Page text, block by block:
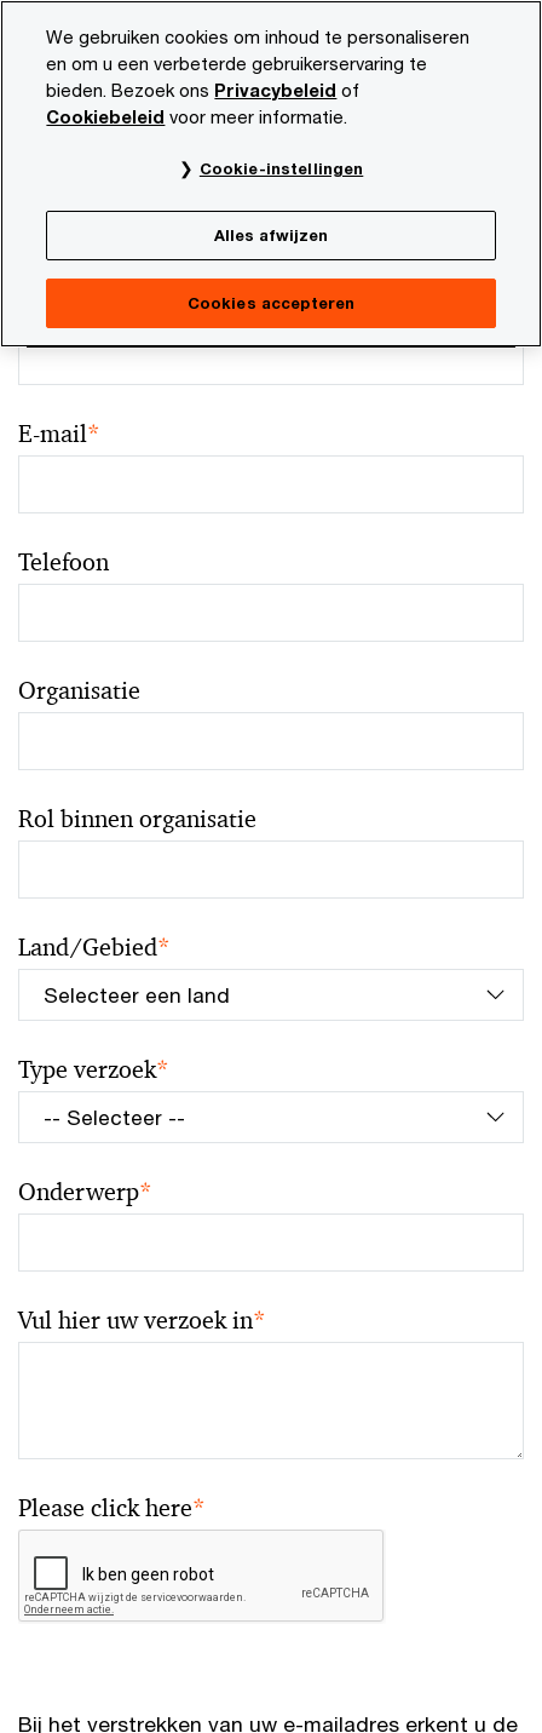
content
footer
Your comments & suggestions
Required fields are marked with an asterisk(
E-mail*
Telefoon
Organisatie
Rol binnen organisatie
Land/Gebied*
Type verzoek*
Onderwerp*
Vul hier uw verzoek in*
Please click here*
Bij het verstrekken van uw e-mailadres erkent u de
We gebruiken cookies om inhoud te personaliseren
en om u een verbeterde gebruikerservaring te
bieden. Bezoek ons Privacybeleid of
Cookiebeleid voor meer informatie.
Cookie-instellingen
Alles afwijzen
Cookies accepteren